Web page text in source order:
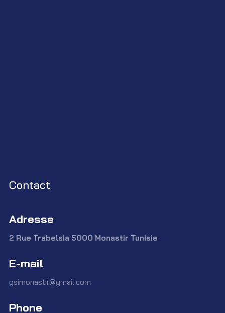
Contact
Adresse
2 Rue Trabelsia 5000 Monastir Tunisie
E-mail
gsimonastir@gmail.com
Phone